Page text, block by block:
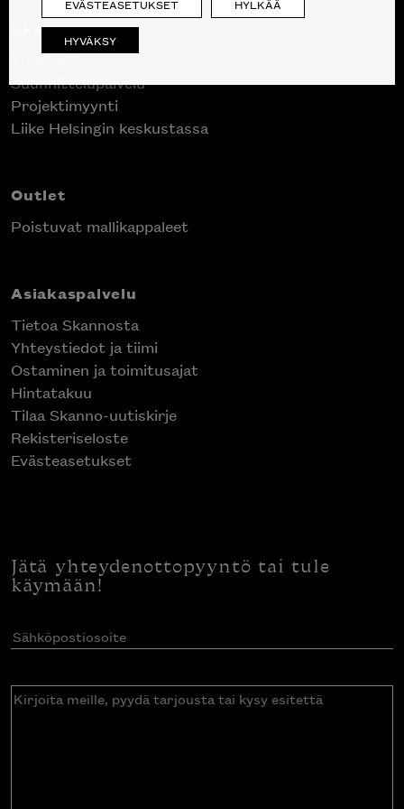
Skanno
Tuotteet
Suunnittelupalvelu
Projektimyynti
Liike Helsingin keskustassa
Outlet
Poistuvat mallikappaleet
Asiakaspalvelu
Tietoa Skannosta
Yhteystiedot ja tiimi
Ostaminen ja toimitusajat
Hintatakuu
Tilaa Skanno-uutiskirje
Rekisteriseloste
Evästeasetukset
Jätä yhteydenottopyyntö tai tule
käymään!
Sähköpostiosoite(Pakollinen)
Kirjoita
EVÄSTEASETUKSET HYLKÄÄ
HYVÄKSY